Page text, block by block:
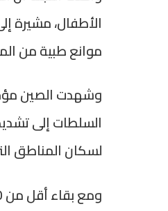
موانع طبية من
لسكان المناطق